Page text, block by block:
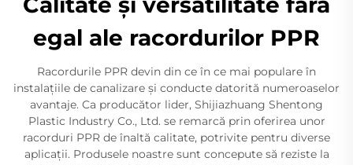
egal ale racordurilor PPR
Racordurile PPR devin din ce în ce mai populare în
instalațiile de canalizare și conducte datorită numeroaselor
avantaje. Ca producător lider, Shijiazhuang Shentong
Plastic Industry Co., Ltd. se remarcă prin oferirea unor
racorduri PPR de înaltă calitate, potrivite pentru diverse
aplicații. Produsele noastre sunt concepute să reziste la